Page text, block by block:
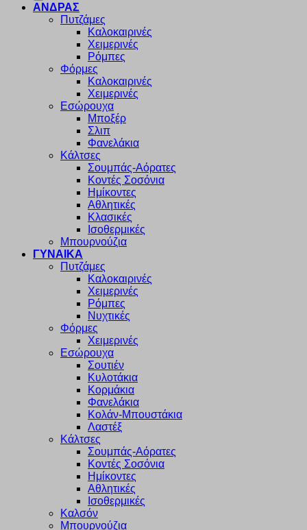
ΑΝΔΡΑΣ
Πυτζάμες
Καλοκαιρινές
Χειμερινές
Ρόμπες
Φόρμες
Καλοκαιρινές
Χειμερινές
Εσώρουχα
Μποξέρ
Σλιπ
Φανελάκια
Κάλτσες
Σουμπάς-Αόρατες
Κοντές Σοσόνια
Ημίκοντες
Αθλητικές
Κλασικές
Ισοθερμικές
Μπουρνούζια
ΓΥΝΑΙΚΑ
Πυτζάμες
Καλοκαιρινές
Χειμερινές
Ρόμπες
Νυχτικές
Φόρμες
Χειμερινές
Εσώρουχα
Σουτιέν
Κυλοτάκια
Κορμάκια
Φανελάκια
Κολάν-Μπουστάκια
Λαστέξ
Κάλτσες
Σουμπάς-Αόρατες
Κοντές Σοσόνια
Ημίκοντες
Αθλητικές
Ισοθερμικές
Καλσόν
Μπουρνούζια